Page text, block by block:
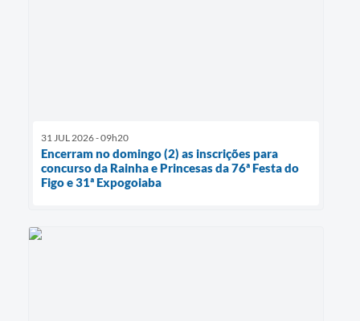
31 JUL 2026 - 09h20
Encerram no domingo (2) as inscrições para
concurso da Rainha e Princesas da 76ª Festa do
Figo e 31ª Expogoiaba